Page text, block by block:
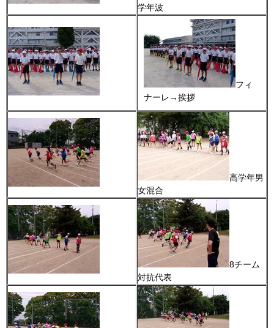
学年波
フィ
ナーレ→挨拶
高学年男
女混合
8チーム
対抗代表